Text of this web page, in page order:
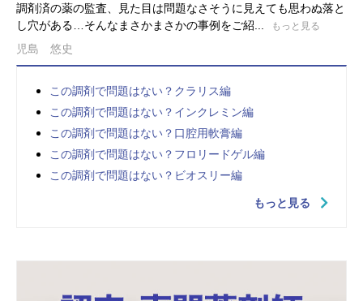
調剤済の薬の監査、見た目は問題なさそうに見えても思わぬ落と
し穴がある…そんなまさかまさかの事例をご紹...
もっと見る
児島 悠史
この調剤で問題はない？クラリス編
この調剤で問題はない？インクレミン編
この調剤で問題はない？口腔用軟膏編
この調剤で問題はない？フロリードゲル編
この調剤で問題はない？ビオスリー編
もっと見る